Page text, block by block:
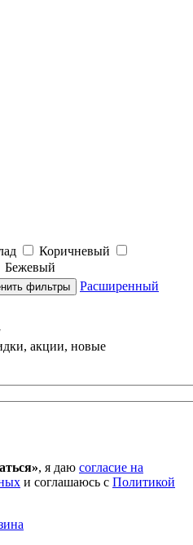
Коричневый
Бежевый
Расширенный
акции, новые
, я даю согласие на
и соглашаюсь с Политикой